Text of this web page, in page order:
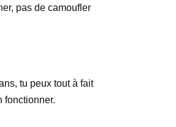
pas de camoufler
tu peux tout à fait
fonctionner.